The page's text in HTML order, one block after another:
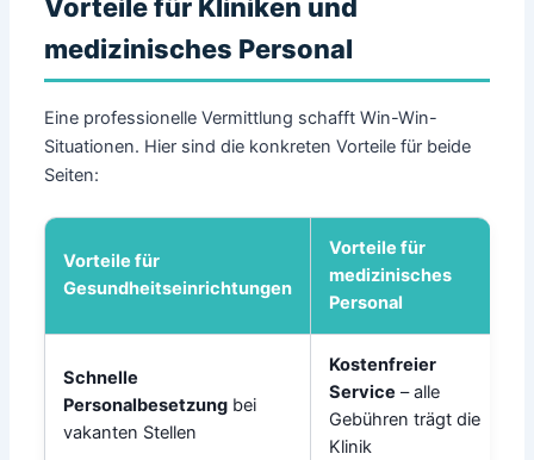
Vorteile für Kliniken und
medizinisches Personal
Eine professionelle Vermittlung schafft Win-Win-
Situationen. Hier sind die konkreten Vorteile für beide
Seiten:
Vorteile für
Gesundheitseinrichtungen
Vorteile für
medizinisches
Personal
Schnelle
Personalbesetzung bei
vakanten Stellen
Kostenfreier
Service – alle
Gebühren trägt die
Klinik